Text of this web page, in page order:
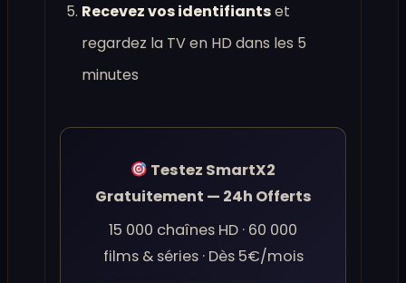
Recevez vos identifiantset
regardez la TV en HD dans les 5
minutes
Testez SmartX2
Gratuitement — 24h Offerts
15 000 chaînes HD · 60 000
films & séries · Dès 5€/mois